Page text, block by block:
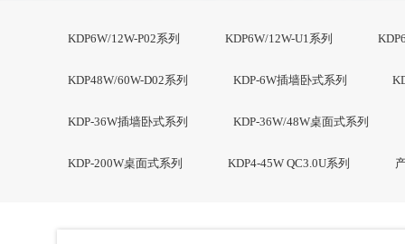
KDP6W/12W-P02系列 KDP6W/12W-U1系列
KDP48W/60W-D02系列 KDP-6W插墙卧式系列
KDP-36W插墙卧式系列 KDP-36W/48W桌面式系列
KDP-200W桌面式系列 KDP4-45W QC3.0U系列